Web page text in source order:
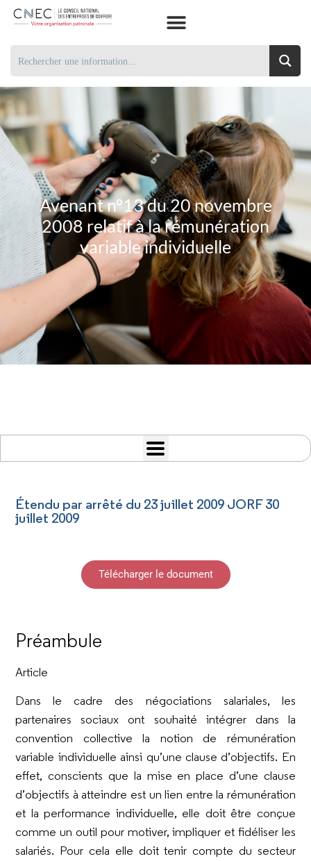
Avenant n°13 du 20 novembre
2008 relatif à la rémunération
variable individuelle
Étendu par arrêté du 23 juillet 2009 JORF 30
juillet 2009
Télécharger le document
Préambule
Article
Dans le cadre des négociations salariales, les
partenaires sociaux ont souhaité intégrer dans la
convention collective la notion de rémunération
variable individuelle ainsi qu’une clause d’objectifs. En
effet, conscients que la mise en place d’une clause
d’objectifs à atteindre est un lien entre la rémunération
et la performance individuelle, elle doit être conçue
comme un outil pour motiver, impliquer et fidéliser les
salariés. Pour cela elle doit tenir compte du secteur